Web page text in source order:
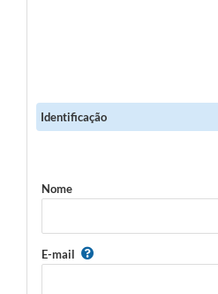
Identificação
Nome
E-mail